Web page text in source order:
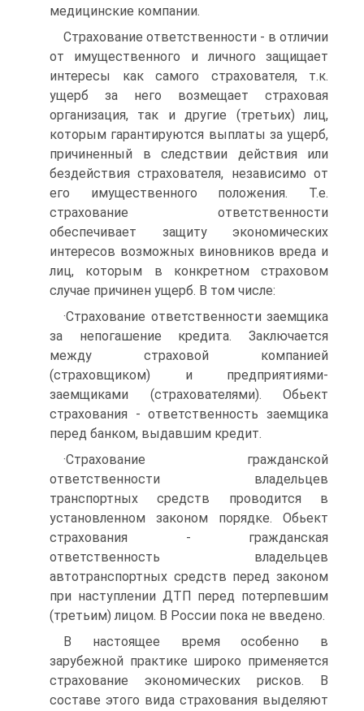
медицинские компании.
Страхование ответственности - в отличии
от имущественного и личного защищает
интересы как самого страхователя, т.к.
ущерб за него возмещает страховая
организация, так и другие (третьих) лиц,
которым гарантируются выплаты за ущерб,
причиненный в следствии действия или
бездействия страхователя, независимо от
его имущественного положения. Т.е.
страхование ответственности
обеспечивает защиту экономических
интересов возможных виновников вреда и
лиц, которым в конкретном страховом
случае причинен ущерб. В том числе:
·Страхование ответственности заемщика
за непогашение кредита. Заключается
между страховой компанией
(страховщиком) и предприятиями-
заемщиками (страхователями). Обьект
страхования - ответственность заемщика
перед банком, выдавшим кредит.
·Страхование гражданской
ответственности владельцев
транспортных средств проводится в
установленном законом порядке. Обьект
страхования - гражданская
ответственность владельцев
автотранспортных средств перед законом
при наступлении ДТП перед потерпевшим
(третьим) лицом. В России пока не введено.
В настоящее время особенно в
зарубежной практике широко применяется
страхование экономических рисков. В
составе этого вида страхования выделяют